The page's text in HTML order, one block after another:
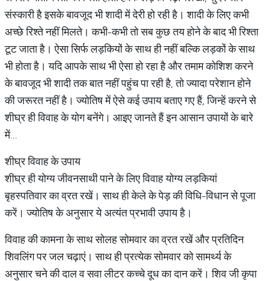
संस्कारी है इसके बावजूद भी शादी में देरी हो रही है। शादी के लिए कभी
अच्छे रिश्ते नहीं मिलते। कभी-कभी तो सब कुछ तय होने के बाद भी रिश्ता
टूट जाता है। ऐसा सिर्फ लड़कियों के साथ ही नहीं बल्कि लड़कों के साथ
भी होता है। यदि आपके साथ भी ऐसा हो रहा है और तमाम कोशिश करने
के बावजूद भी शादी तक बात नहीं पहुंच पा रही है, तो ज्यादा परेशान होने
की जरूरत नहीं है। ज्योतिष में ऐसे कई उपाय बताए गए हैं, जिन्हें करने से
शीघ्र ही विवाह के योग बनेंगे। आइए जानते हैं इन आसान उपायों के बारे
में...
शीघ्र विवाह के उपाय
शीघ्र ही योग्य जीवनसाथी पाने के लिए विवाह योग्य लड़कियां
बृहस्पतिवार का व्रत रखें। साथ ही केले के पेड़ की विधि-विधान से पूजा
करें। ज्योतिष के अनुसार ये अत्यंत प्रभावी उपाय है।
विवाह की कामना के साथ सोलह सोमवार का व्रत रखें और प्रतिदिन
शिवलिंग पर जल चढ़ाएं। साथ ही प्रत्येक सोमवार को सामर्थ्य के
अनुसार चने की दाल व सवा लीटर कच्चे दूध का दान करें। शिव जी कृपा